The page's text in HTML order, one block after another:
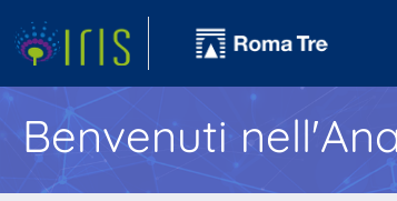
Benvenuti